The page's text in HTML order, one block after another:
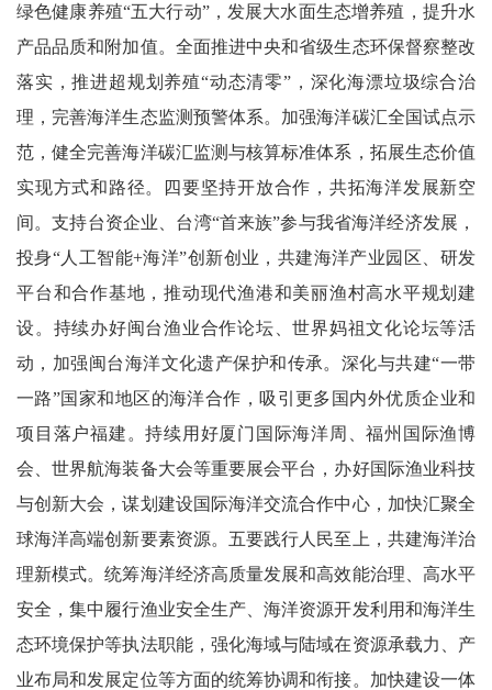
绿色健康养殖“五大行动”，发展大水面生态增养殖，提升水
产品品质和附加值。全面推进中央和省级生态环保督察整改
落实，推进超规划养殖“动态清零”，深化海漂垃圾综合治
理，完善海洋生态监测预警体系。加强海洋碳汇全国试点示
范，健全完善海洋碳汇监测与核算标准体系，拓展生态价值
实现方式和路径。四要坚持开放合作，共拓海洋发展新空
间。支持台资企业、台湾“首来族”参与我省海洋经济发展，
投身“人工智能+海洋”创新创业，共建海洋产业园区、研发
平台和合作基地，推动现代渔港和美丽渔村高水平规划建
设。持续办好闽台渔业合作论坛、世界妈祖文化论坛等活
动，加强闽台海洋文化遗产保护和传承。深化与共建“一带
一路”国家和地区的海洋合作，吸引更多国内外优质企业和
项目落户福建。持续用好厦门国际海洋周、福州国际渔博
会、世界航海装备大会等重要展会平台，办好国际渔业科技
与创新大会，谋划建设国际海洋交流合作中心，加快汇聚全
球海洋高端创新要素资源。五要践行人民至上，共建海洋治
理新模式。统筹海洋经济高质量发展和高效能治理、高水平
安全，集中履行渔业安全生产、海洋资源开发利用和海洋生
态环境保护等执法职能，强化海域与陆域在资源承载力、产
业布局和发展定位等方面的统筹协调和衔接。加快建设一体